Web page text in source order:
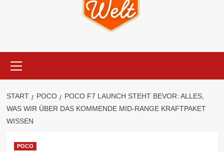
Menü
START POCO
POCO F7 LAUNCH STEHT BEVOR: ALLES,
WAS WIR ÜBER DAS KOMMENDE MID-RANGE KRAFTPAKET
WISSEN
POCO